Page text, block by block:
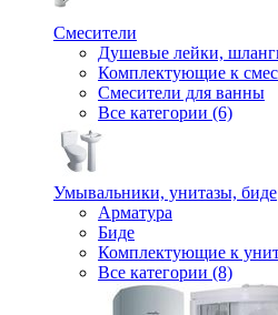
Смесители
Душевые лейки,
Комплектующие к
Смесители для ванны
Все категории (6)
Умывальники, унитазы, биде
Арматура
Биде
Комплектующие к
Все категории (8)